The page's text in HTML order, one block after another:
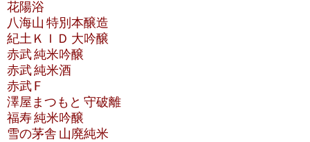
花陽浴
八海山 特別本醸造
紀土ＫＩＤ 大吟醸
赤武 純米吟醸
赤武 純米酒
赤武 F
澤屋まつもと 守破離
福寿 純米吟醸
雪の茅舎 山廃純米